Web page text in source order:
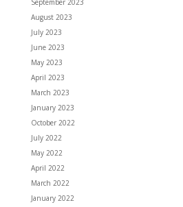
September 2023
August 2023
July 2023
June 2023
May 2023
April 2023
March 2023
January 2023
October 2022
July 2022
May 2022
April 2022
March 2022
January 2022